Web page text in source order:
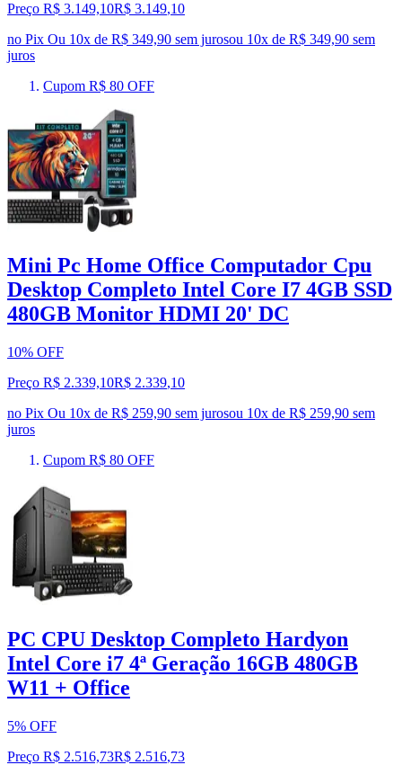
Preço R$ 3.149,10R$ 3.149,10
no Pix Ou 10x de R$ 349,90 sem jurosou 10x de R$ 349,90 sem
juros
Cupom R$ 80 OFF
Mini Pc Home Office Computador Cpu
Desktop Completo Intel Core I7 4GB SSD
480GB Monitor HDMI 20' DC
10% OFF
Preço R$ 2.339,10R$ 2.339,10
no Pix Ou 10x de R$ 259,90 sem jurosou 10x de R$ 259,90 sem
juros
Cupom R$ 80 OFF
PC CPU Desktop Completo Hardyon
Intel Core i7 4ª Geração 16GB 480GB
W11 + Office
5% OFF
Preço R$ 2.516,73R$ 2.516,73